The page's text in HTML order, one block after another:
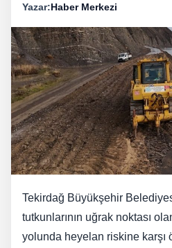
Yazar:Haber Merkezi
Tekirdağ Büyükşehir
tutkunlarının uğrak noktası
yolunda heyelan riskine karşı